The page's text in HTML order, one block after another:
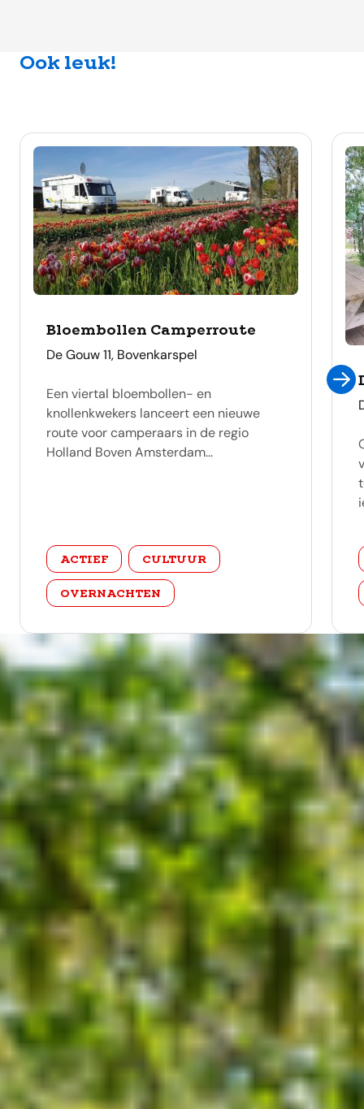
Ook leuk!
Bloembollen Camperroute
adres
De Gouw 11, Bovenkarspel
Een viertal bloembollen- en
knollenkwekers lanceert een nieuwe
route voor camperaars in de regio
Holland Boven Amsterdam...
categorie
ACTIEF CULTUUR
OVERNACHTEN